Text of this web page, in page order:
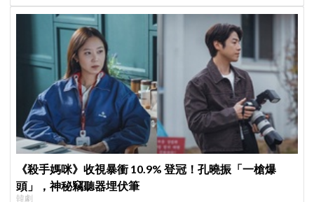
《殺手媽咪》收視暴衝 10.9% 登冠！孔曉振「一槍爆
頭」，神秘竊聽器埋伏筆
韓劇